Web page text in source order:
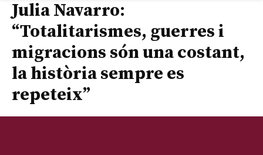
Julia Navarro:
“Totalitarismes, guerres i
migracions són una costant,
la història sempre es
repeteix”